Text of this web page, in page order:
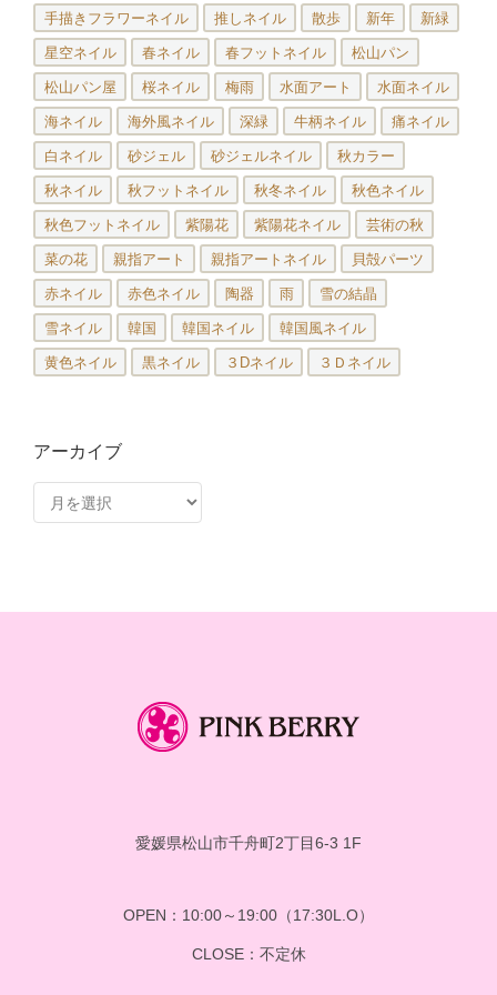
手描きフラワーネイル 推しネイル 散歩 新年 新緑
星空ネイル 春ネイル 春フットネイル 松山パン
松山パン屋 桜ネイル 梅雨 水面アート 水面ネイル
海ネイル 海外風ネイル 深緑 牛柄ネイル 痛ネイル
白ネイル 砂ジェル 砂ジェルネイル 秋カラー
秋ネイル 秋フットネイル 秋冬ネイル 秋色ネイル
秋色フットネイル 紫陽花 紫陽花ネイル 芸術の秋
菜の花 親指アート 親指アートネイル 貝殻パーツ
赤ネイル 赤色ネイル 陶器 雨 雪の結晶
雪ネイル 韓国 韓国ネイル 韓国風ネイル
黄色ネイル 黒ネイル ３Dネイル ３Ｄネイル
アーカイブ
ー
愛媛県松山市千舟町2丁目6-3 1F
OPEN：10:00～19:00（17:30L.O）
CLOSE：不定休